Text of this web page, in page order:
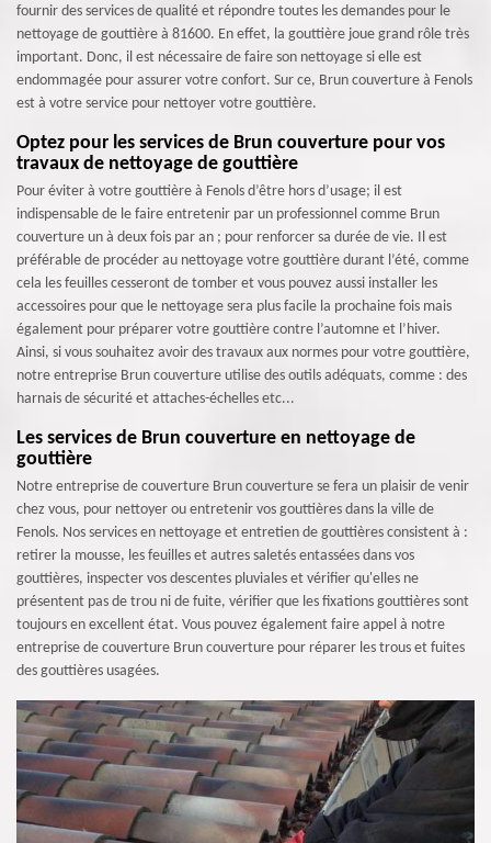
fournir des services de qualité et répondre toutes les demandes pour le
nettoyage de gouttière à 81600. En effet, la gouttière joue grand rôle très
important. Donc, il est nécessaire de faire son nettoyage si elle est
endommagée pour assurer votre confort. Sur ce, Brun couverture à Fenols
est à votre service pour nettoyer votre gouttière.
Optez pour les services de Brun couverture pour vos
travaux de nettoyage de gouttière
Pour éviter à votre gouttière à Fenols d’être hors d’usage; il est
indispensable de le faire entretenir par un professionnel comme Brun
couverture un à deux fois par an ; pour renforcer sa durée de vie. Il est
préférable de procéder au nettoyage votre gouttière durant l’été, comme
cela les feuilles cesseront de tomber et vous pouvez aussi installer les
accessoires pour que le nettoyage sera plus facile la prochaine fois mais
également pour préparer votre gouttière contre l’automne et l’hiver.
Ainsi, si vous souhaitez avoir des travaux aux normes pour votre gouttière,
notre entreprise Brun couverture utilise des outils adéquats, comme : des
harnais de sécurité et attaches-échelles etc...
Les services de Brun couverture en nettoyage de
gouttière
Notre entreprise de couverture Brun couverture se fera un plaisir de venir
chez vous, pour nettoyer ou entretenir vos gouttières dans la ville de
Fenols. Nos services en nettoyage et entretien de gouttières consistent à :
retirer la mousse, les feuilles et autres saletés entassées dans vos
gouttières, inspecter vos descentes pluviales et vérifier qu'elles ne
présentent pas de trou ni de fuite, vérifier que les fixations gouttières sont
toujours en excellent état. Vous pouvez également faire appel à notre
entreprise de couverture Brun couverture pour réparer les trous et fuites
des gouttières usagées.